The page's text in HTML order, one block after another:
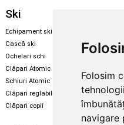
Folosim
navigare
Ski
Echipament ski
Cască ski
Ochelari schi
Clăpari Atomic
Schiuri Atomic
Clăpari reglabili
Clăpari copii